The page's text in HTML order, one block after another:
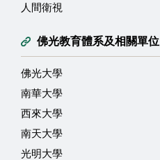
人間衛視
佛光教育體系及相關單位
佛光大學
南華大學
西來大學
南天大學
光明大學